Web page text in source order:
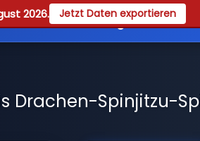
2026. Jetzt Daten exportieren
Guides Registrieren
Drachen-Spinjitzu-